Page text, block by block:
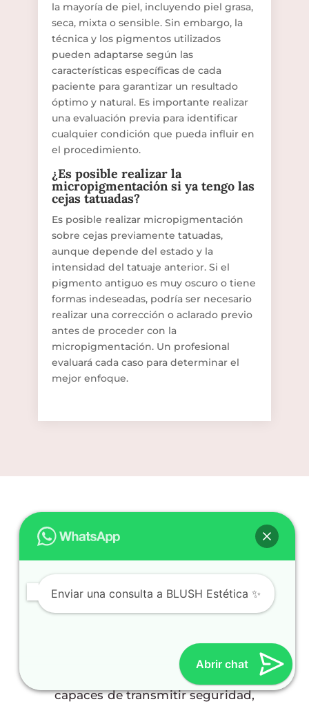
la mayoría de piel, incluyendo piel grasa,
seca, mixta o sensible. Sin embargo, la
técnica y los pigmentos utilizados
pueden adaptarse según las
características específicas de cada
paciente para garantizar un resultado
óptimo y natural. Es importante realizar
una evaluación previa para identificar
cualquier condición que pueda influir en
el procedimiento.
¿Es posible realizar la
micropigmentación si ya tengo las
cejas tatuadas?
Es posible realizar micropigmentación
sobre cejas previamente tatuadas,
aunque depende del estado y la
intensidad del tatuaje anterior. Si el
pigmento antiguo es muy oscuro o tiene
formas indeseadas, podría ser necesario
realizar una corrección o aclarado previo
antes de proceder con la
micropigmentación. Un profesional
evaluará cada caso para determinar el
mejor enfoque.
Curso de
Micropigmentación –
Colorimetría, Técnica y
Más
curso de micropigmentacióny
en Málaga está diseñado
para formar profesionales completos,
capaces de transmitir seguridad,
Enviar una consulta a BLUSH Estética ✨
Abrir chat